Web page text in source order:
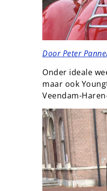
Door Peter
Onder ideale
maar ook
Veendam-